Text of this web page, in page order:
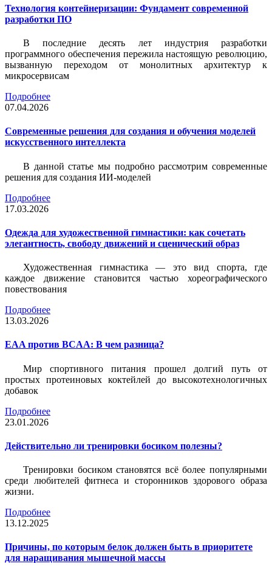
Технология контейнеризации: Фундамент современной
разработки ПО
В последние десять лет индустрия разработки
программного обеспечения пережила настоящую революцию,
вызванную переходом от монолитных архитектур к
микросервисам
Подробнее
07.04.2026
Современные решения для создания и обучения моделей
искусственного интеллекта
В данной статье мы подробно рассмотрим современные
решения для создания ИИ-моделей
Подробнее
17.03.2026
Одежда для художественной гимнастики: как сочетать
элегантность, свободу движений и сценический образ
Художественная гимнастика — это вид спорта, где
каждое движение становится частью хореографического
повествования
Подробнее
13.03.2026
EAA против BCAA: В чем разница?
Мир спортивного питания прошел долгий путь от
простых протеиновых коктейлей до высокотехнологичных
добавок
Подробнее
23.01.2026
Действительно ли тренировки босиком полезны?
Тренировки босиком становятся всё более популярными
среди любителей фитнеса и сторонников здорового образа
жизни.
Подробнее
13.12.2025
Причины, по которым белок должен быть в приоритете
для наращивания мышечной массы